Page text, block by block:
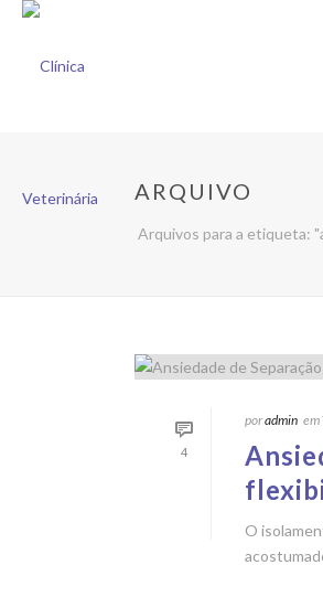
ARQUIVO
Arquivos para a etiqueta:
4
poradmin em
O